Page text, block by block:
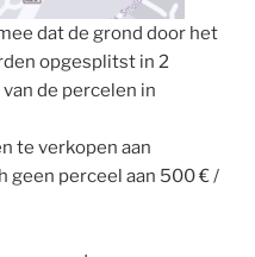
dat de grond door het
opgesplitst in 2
de percelen in
te verkopen aan
geen perceel aan 500 € /